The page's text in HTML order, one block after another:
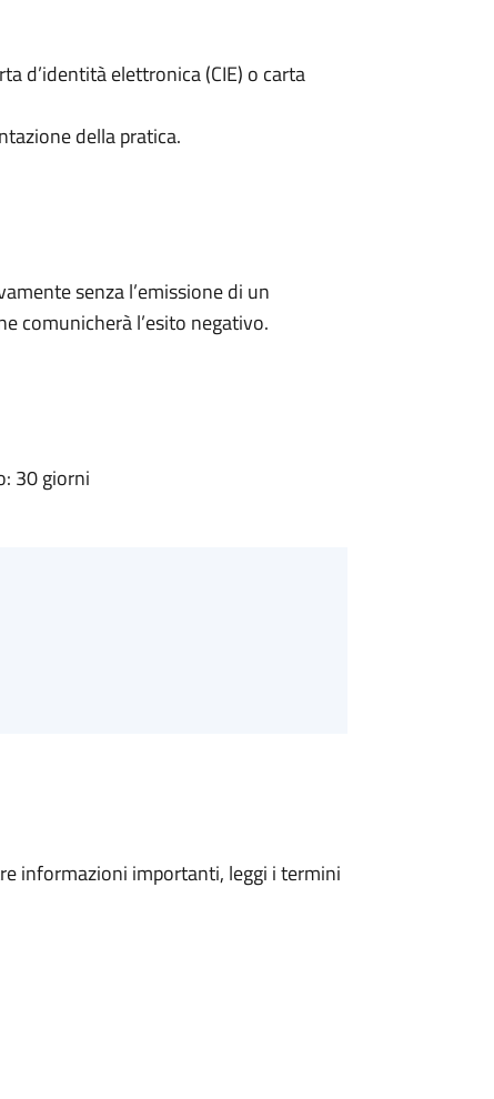
d’identità elettronica (CIE) o carta
della pratica.
senza l’emissione di un
comunicherà l’esito negativo.
30 giorni
informazioni importanti, leggi i termini